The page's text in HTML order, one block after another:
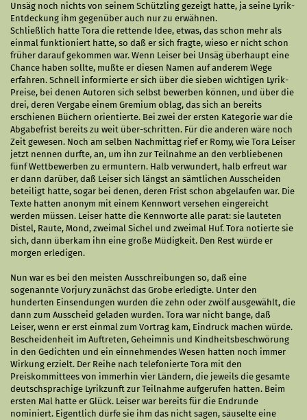
Unsäg noch nichts von seinem Schützling gezeigt hatte, ja seine Lyrik-
Entdeckung ihm gegenüber auch nur zu erwähnen.
Schließlich hatte Tora die rettende Idee, etwas, das schon mehr als
einmal funktioniert hatte, so daß er sich fragte, wieso er nicht schon
früher darauf gekommen war. Wenn Leiser bei Unsäg überhaupt eine
Chance haben sollte, mußte er diesen Namen auf anderem Wege
erfahren. Schnell informierte er sich über die sieben wichtigen Lyrik-
Preise, bei denen Autoren sich selbst bewerben können, und über die
drei, deren Vergabe einem Gremium oblag, das sich an bereits
erschienen Büchern orientierte. Bei zwei der ersten Kategorie war die
Abgabefrist bereits zu weit über-schritten. Für die anderen wäre noch
Zeit gewesen. Noch am selben Nachmittag rief er Romy, wie Tora Leiser
jetzt nennen durfte, an, um ihn zur Teilnahme an den verbliebenen
fünf Wettbewerben zu ermuntern. Halb verwundert, halb erfreut war
er dann darüber, daß Leiser sich längst an sämtlichen Ausscheiden
beteiligt hatte, sogar bei denen, deren Frist schon abgelaufen war. Die
Texte hatten anonym mit einem Kennwort versehen eingereicht
werden müssen. Leiser hatte die Kennworte alle parat: sie lauteten
Distel, Raute, Mond, zweimal Sichel und zweimal Huf. Tora notierte sie
sich, dann überkam ihn eine große Müdigkeit. Den Rest würde er
morgen erledigen.
Nun war es bei den meisten Ausschreibungen so, daß eine
sogenannte Vorjury zunächst das Grobe erledigte. Unter den
hunderten Einsendungen wurden die zehn oder zwölf ausgewählt, die
dann zum Ausscheid geladen wurden. Tora war nicht bange, daß
Leiser, wenn er erst einmal zum Vortrag kam, Eindruck machen würde.
Bescheidenheit im Auftreten, Geheimnis und Kindheitsbeschwörung
in den Gedichten und ein einnehmendes Wesen hatten noch immer
Wirkung erzielt. Der Reihe nach telefonierte Tora mit den
Preiskommittees von immerhin vier Ländern, die jeweils die gesamte
deutschsprachige Lyrikzunft zur Teilnahme aufgerufen hatten. Beim
ersten Mal hatte er Glück. Leiser war bereits für die Endrunde
nominiert. Eigentlich dürfe sie ihm das nicht sagen, säuselte eine